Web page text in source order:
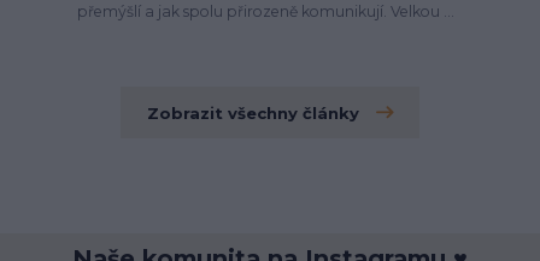
přemýšlí a jak spolu přirozeně komunikují. Velkou ...
Zobrazit všechny články